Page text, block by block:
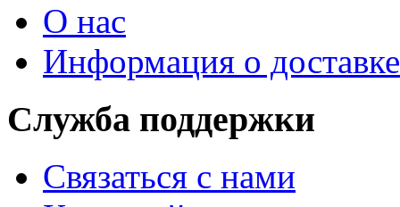
О нас
Информация о доставке
Служба поддержки
Связаться с нами